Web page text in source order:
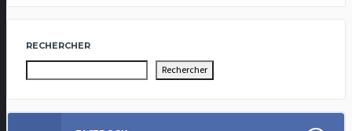
RECHERCHER
Rechercher